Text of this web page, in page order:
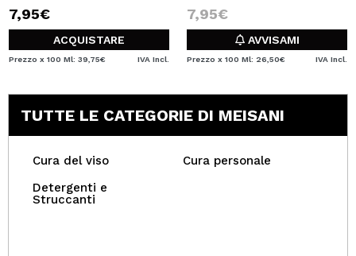
7,95€
ACQUISTARE
Prezzo x 100 Ml: 39,75€ IVA Incl.
7,95€
AVVISAMI
Prezzo x 100 Ml: 26,50€ IVA Incl.
TUTTE LE CATEGORIE DI MEISANI
Cura del viso
Cura personale
Detergenti e
Struccanti